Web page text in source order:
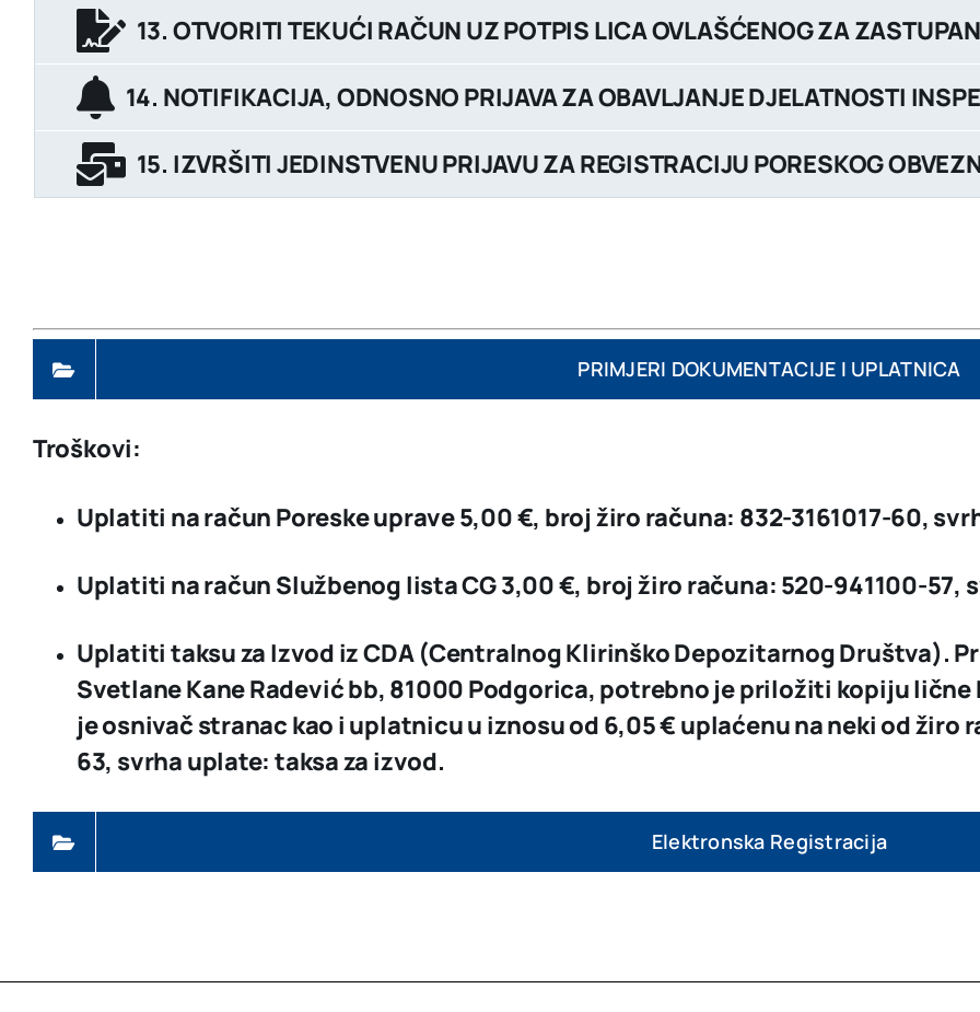
13. OTVORITI TEKUĆI RAČUN UZ POTPIS LICA OVLAŠĆENOG ZA
14. NOTIFIKACIJA, ODNOSNO PRIJAVA ZA OBAVLJANJE DJELATNOSTI
15. IZVRŠITI JEDINSTVENU PRIJAVU ZA REGISTRACIJU PORESKOG
PRIMJERI DOKUMENTACIJE I UPLATNICA
Troškovi:
Uplatiti na račun Poreske uprave5,00 €, broj žiro računa: 832-3161017-60,
Uplatiti na račun Službenog lista CG3,00 €, broj žiro računa: 520-941100-57,
Uplatiti taksu za Izvod iz CDA (Centralnog Klirinško Depozitarnog Društva).
Svetlane Kane Radević bb, 81000 Podgorica, potrebno je priložiti kopiju
je osnivač stranac kao i uplatnicu u iznosu od 6,05 €uplaćenu na neki od žiro
63, svrha uplate: taksa za izvod.
Elektronska Registracija